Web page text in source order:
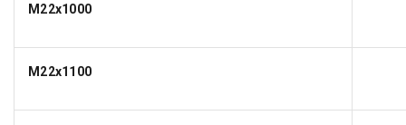
M22x1000
M22x1100